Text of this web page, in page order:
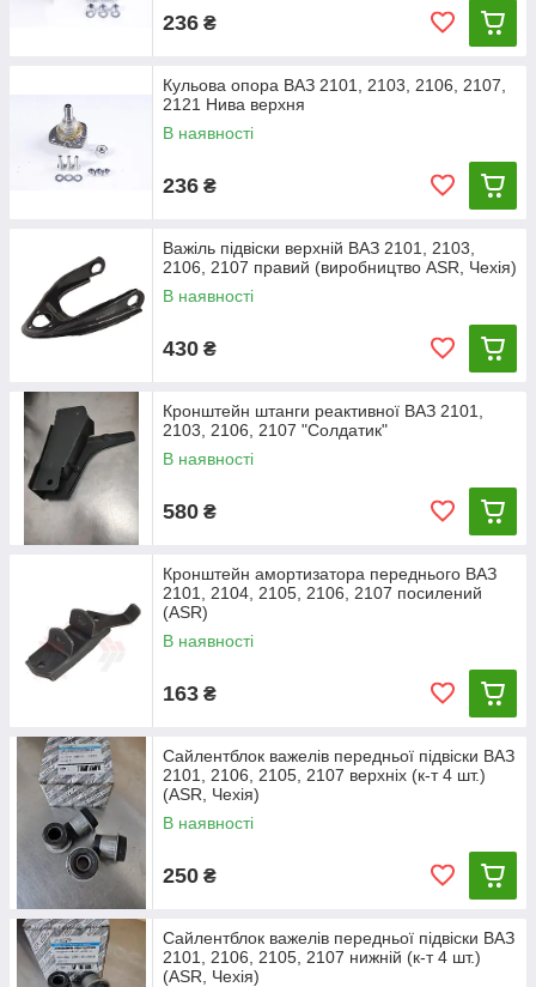
236 ₴
Кульова опора ВАЗ 2101, 2103, 2106, 2107,
2121 Нива верхня
В наявності
236 ₴
Важіль підвіски верхній ВАЗ 2101, 2103,
2106, 2107 правий (виробництво ASR, Чехія)
В наявності
430 ₴
Кронштейн штанги реактивної ВАЗ 2101,
2103, 2106, 2107 "Солдатик"
В наявності
580 ₴
Кронштейн амортизатора переднього ВАЗ
2101, 2104, 2105, 2106, 2107 посилений
(ASR)
В наявності
163 ₴
Сайлентблок важелів передньої підвіски ВАЗ
2101, 2106, 2105, 2107 верхніх (к-т 4 шт.)
(ASR, Чехія)
В наявності
250 ₴
Сайлентблок важелів передньої підвіски ВАЗ
2101, 2106, 2105, 2107 нижній (к-т 4 шт.)
(ASR, Чехія)